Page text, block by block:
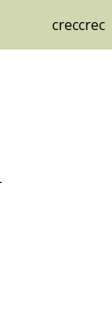
Skip tocreccrec